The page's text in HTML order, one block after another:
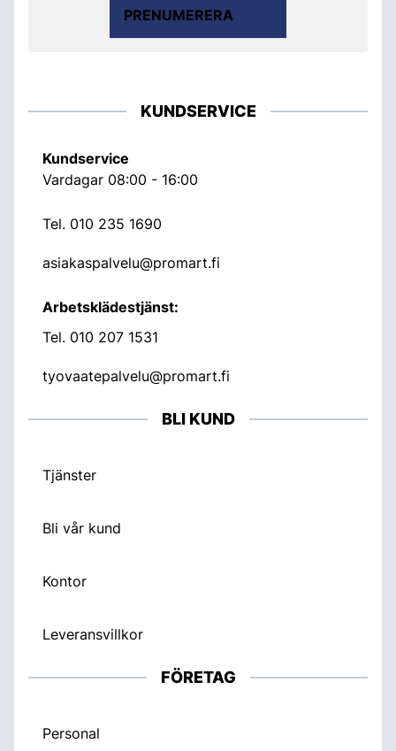
PRENUMERERA
KUNDSERVICE
Kundservice
Vardagar 08:00 - 16:00
Tel. 010 235 1690
asiakaspalvelu@promart.fi
Arbetsklädestjänst:
Tel. 010 207 1531
tyovaatepalvelu@promart.fi
BLI KUND
Tjänster
Bli vår kund
Kontor
Leveransvillkor
FÖRETAG
Personal